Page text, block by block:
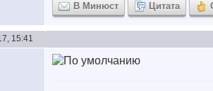
В Минюст Цитата
15:41